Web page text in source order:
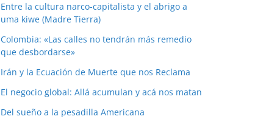
Entre la cultura narco-capitalista y el abrigo a
uma kiwe (Madre Tierra)
Colombia: «Las calles no tendrán más remedio
que desbordarse»
Irán y la Ecuación de Muerte que nos Reclama
El negocio global: Allá acumulan y acá nos matan
Del sueño a la pesadilla Americana